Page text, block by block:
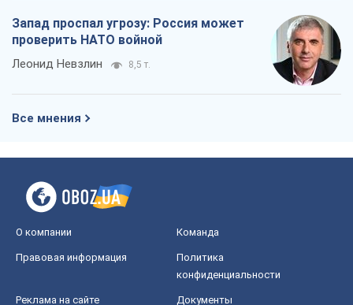
Запад проспал угрозу: Россия может
проверить НАТО войной
Леонид Невзлин 8,5 т.
Все мнения
О компании Команда
Правовая информация
Политика
конфиденциальности
Реклама на сайте Документы